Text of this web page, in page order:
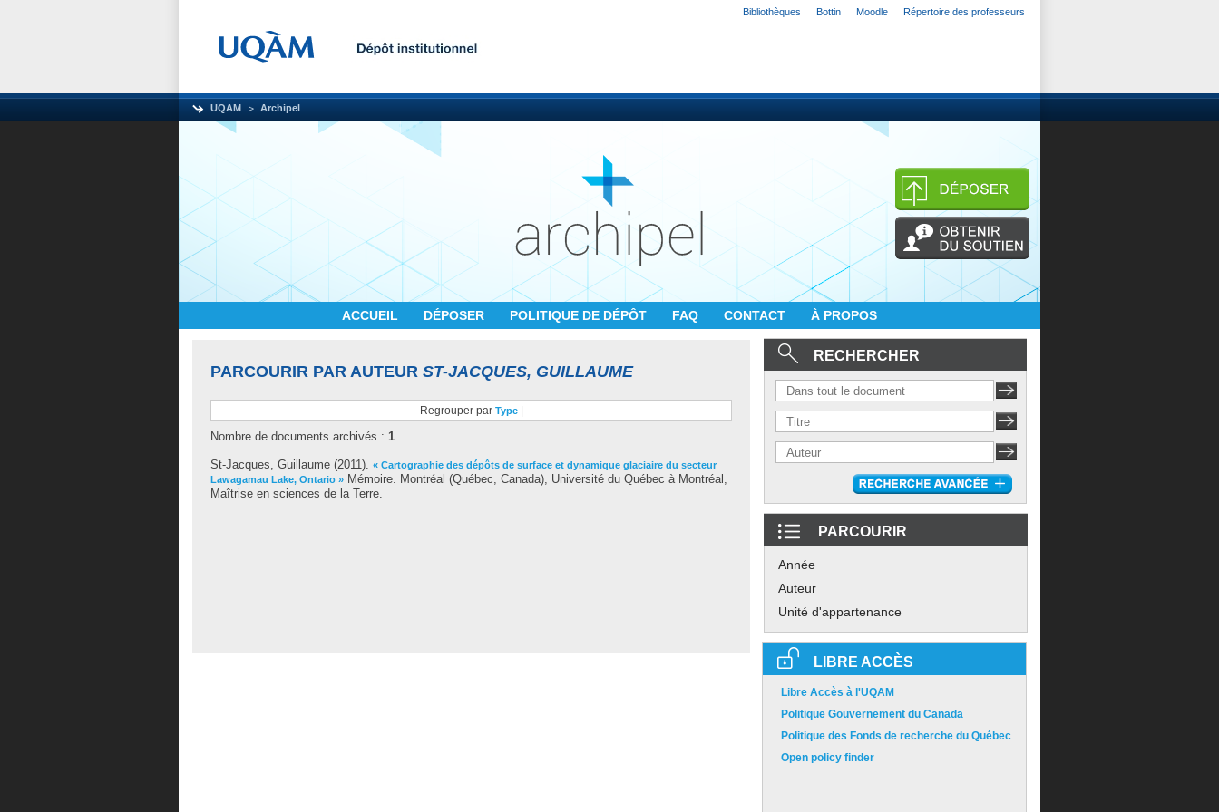
Bibliothèques Bottin Moodle Répertoire des professeurs
UQAM Archipel
ACCUEIL DÉPOSER POLITIQUE DE DÉPÔT FAQ CONTACT À PROPOS
PARCOURIR PAR AUTEUR ST-JACQUES, GUILLAUME
Regrouper par Type
Nombre de documents archivés : 1.
St-Jacques, Guillaume (2011). « Cartographie des dépôts de surface et dynamique glaciaire du secteur
Lawagamau Lake, Ontario » Mémoire. Montréal (Québec, Canada), Université du Québec à Montréal,
Maîtrise en sciences de la Terre.
RECHERCHER
PARCOURIR
Année
Auteur
Unité d'appartenance
LIBRE ACCÈS
Libre Accès à l'UQAM
Politique Gouvernement du Canada
Politique des Fonds de recherche du Québec
Open policy finder